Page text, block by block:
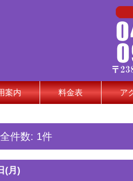
案内 料金表 ア
全件数: 1件
(月)